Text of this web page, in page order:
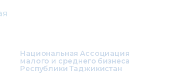
Национальная Ассоциация
малого и среднего бизнеса
Республики Таджикистан